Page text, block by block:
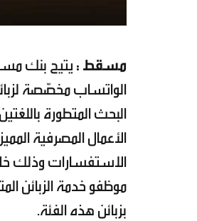
مسقط : يتيح بنك
الواتساب مخصّصة
البحث المتطورة
الأعمال المصرفية
موظفو خدمة الزبائن
بزبائن هذه الفئة.